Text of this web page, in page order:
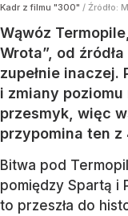
Kadr z filmu "300" / Źródło:
Wąwóz
Wrota”, od
zupełnie
i zmiany poziomu
przesmyk, więc
przypomina ten z
Bitwa pod
pomiędzy Spartą i
to przeszła do